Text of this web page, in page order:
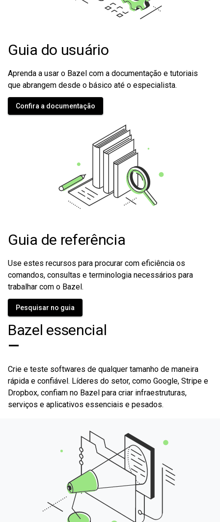
Guia do usuário
Aprenda a usar o Bazel com a documentação e tutoriais
que abrangem desde o básico até o especialista.
Confira a documentação
Guia de referência
Use estes recursos para procurar com eficiência os
comandos, consultas e terminologia necessários para
trabalhar com o Bazel.
Pesquisar no guia
Bazel essencial
—
Crie e teste softwares de qualquer tamanho de maneira
rápida e confiável. Líderes do setor, como Google, Stripe e
Dropbox, confiam no Bazel para criar infraestruturas,
serviços e aplicativos essenciais e pesados.